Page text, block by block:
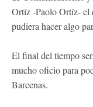
Ortíz -Paolo Ortíz- el
pudiera hacer algo
El final del tiempo
mucho oficio para
Barcenas.